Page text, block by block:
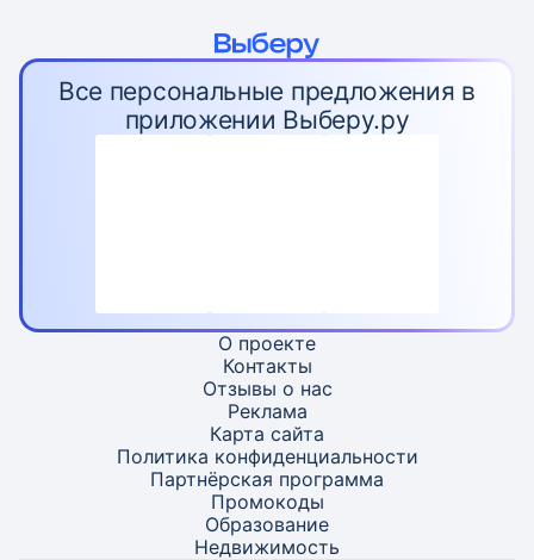
Все персональные предложения в
приложении Выберу.ру
О проекте
Контакты
Отзывы о нас
Реклама
Карта сайта
Политика конфиденциальности
Партнёрская программа
Промокоды
Образование
Недвижимость